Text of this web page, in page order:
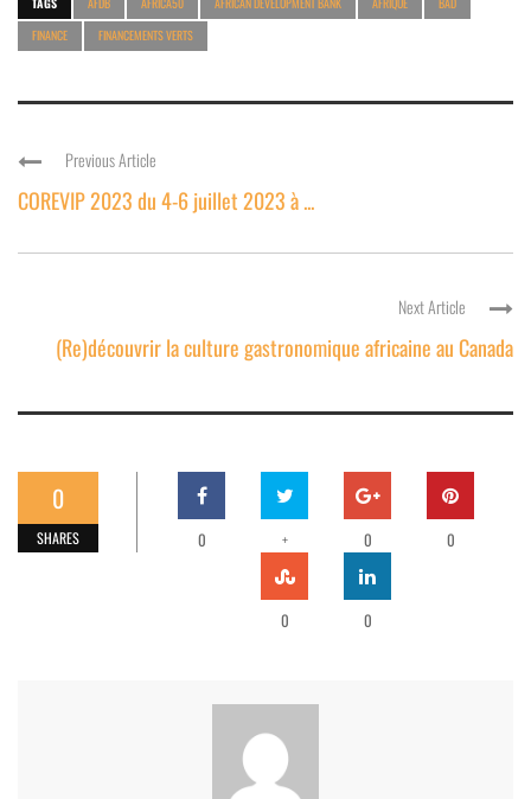
FINANCE
FINANCEMENTS VERTS
Previous Article
COREVIP 2023 du 4-6 juillet 2023 à ...
Next Article
(Re)découvrir la culture gastronomique africaine au Canada
0
SHARES 0 + 0 0
0 0